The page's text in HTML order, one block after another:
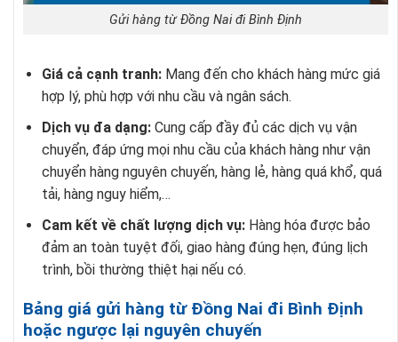
Gửi hàng từ Đồng Nai đi Bình Định
Giá cả cạnh tranh:Mang đến cho khách hàng mức giá
hợp lý, phù hợp với nhu cầu và ngân sách.
Dịch vụ đa dạng:Cung cấp đầy đủ các dịch vụ vận
chuyển, đáp ứng mọi nhu cầu của khách hàng như vận
chuyển hàng nguyên chuyến, hàng lẻ, hàng quá khổ, quá
tải, hàng nguy hiểm,…
Cam kết về chất lượng dịch vụ:Hàng hóa được bảo
đảm an toàn tuyệt đối, giao hàng đúng hẹn, đúng lịch
trình, bồi thường thiệt hại nếu có.
Bảng giá gửi hàng từ Đồng Nai đi Bình Định
hoặc ngược lại nguyên chuyến